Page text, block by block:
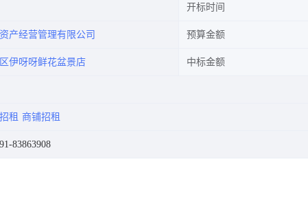
开标时间
产经营管理有限公司 预算金额
伊呀呀鲜花盆景店 中标金额
租 商铺招租
83863908